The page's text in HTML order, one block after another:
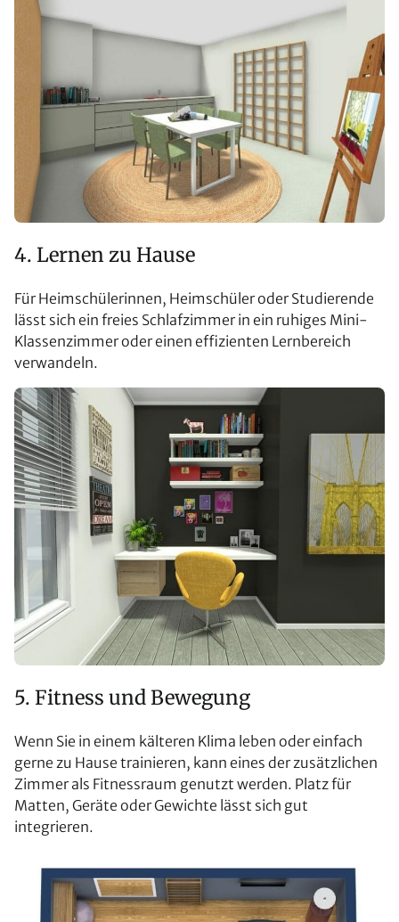
4. Lernen zu Hause
Für Heimschülerinnen, Heimschüler oder Studierende
lässt sich ein freies Schlafzimmer in ein ruhiges Mini-
Klassenzimmer oder einen effizienten Lernbereich
verwandeln.
5. Fitness und Bewegung
Wenn Sie in einem kälteren Klima leben oder einfach
gerne zu Hause trainieren, kann eines der zusätzlichen
Zimmer als Fitnessraum genutzt werden. Platz für
Matten, Geräte oder Gewichte lässt sich gut
integrieren.